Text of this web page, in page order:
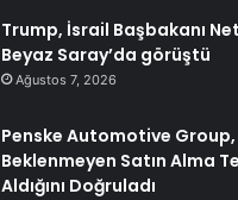
Trump, İsrail Başbakanı
Beyaz Saray’da görüştü
Ağustos 7, 2026
Penske Automotive Group,
Beklenmeyen Satın Alma
Aldığını Doğruladı